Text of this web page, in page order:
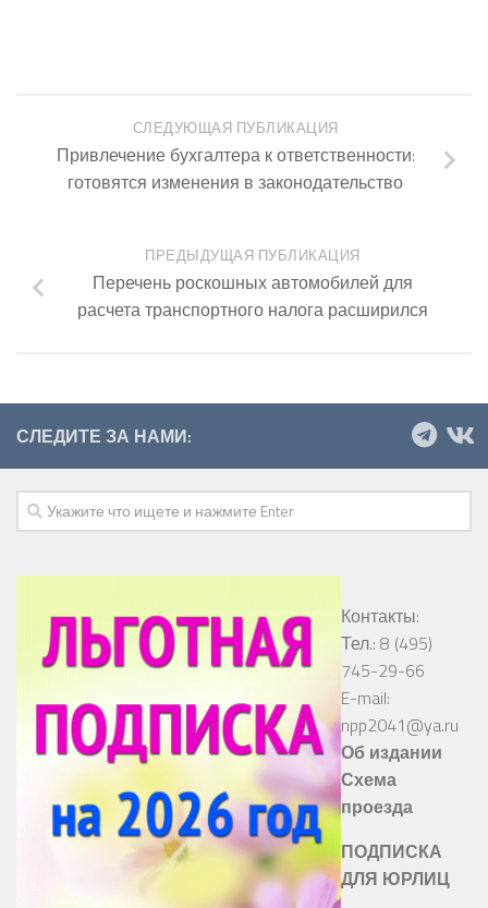
СЛЕДУЮЩАЯ ПУБЛИКАЦИЯ
Привлечение бухгалтера к ответственности:
готовятся изменения в законодательство
ПРЕДЫДУЩАЯ ПУБЛИКАЦИЯ
Перечень роскошных автомобилей для
расчета транспортного налога расширился
СЛЕДИТЕ ЗА НАМИ:
Контакты:
Тел.: 8 (495)
745-29-66
E-mail:
npp2041@ya.ru
Об издании
Схема
проезда
ПОДПИСКА
ДЛЯ ЮРЛИЦ